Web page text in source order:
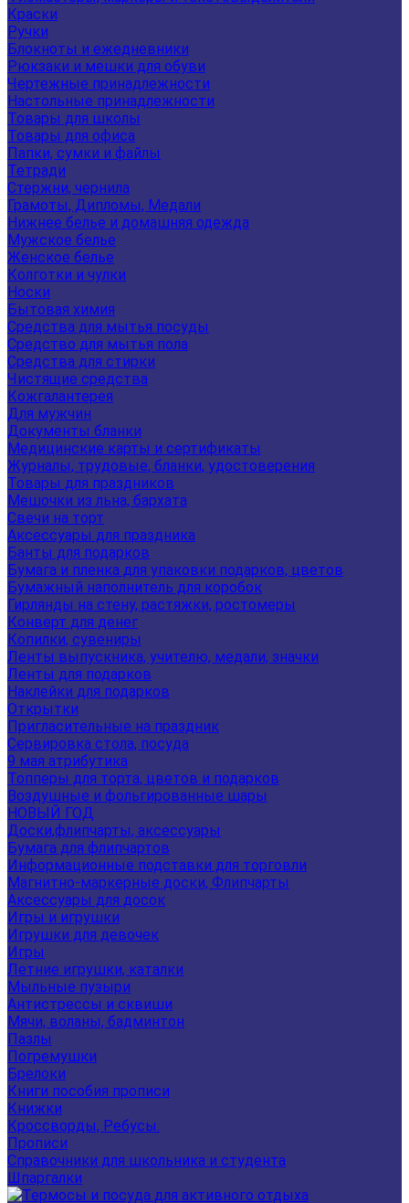
Краски
Ручки
Блокноты и ежедневники
Рюкзаки и мешки для обуви
Чертежные принадлежности
Настольные принадлежности
Товары для школы
Товары для офиса
Папки, сумки и файлы
Тетради
Стержни, чернила
Грамоты, Дипломы, Медали
Нижнее белье и домашняя одежда
Мужское белье
Женское белье
Колготки и чулки
Носки
Бытовая химия
Средства для мытья посуды
Средство для мытья пола
Средства для стирки
Чистящие средства
Кожгалантерея
Для мужчин
Документы бланки
Медицинские карты и сертификаты
Журналы, трудовые, бланки, удостоверения
Товары для праздников
Мешочки из льна, бархата
Свечи на торт
Аксессуары для праздника
Банты для подарков
Бумага и пленка для упаковки подарков, цветов
Бумажный наполнитель для коробок
Гирлянды на стену, растяжки, ростомеры
Конверт для денег
Копилки, сувениры
Ленты выпускника, учителю, медали, значки
Ленты для подарков
Наклейки для подарков
Открытки
Пригласительные на праздник
Сервировка стола, посуда
9 мая атрибутика
Топперы для торта, цветов и подарков
Воздушные и фольгированные шары
НОВЫЙ ГОД
Доски,флипчарты, аксессуары
Бумага для флипчартов
Информационные подставки для торговли
Магнитно-маркерные доски, Флипчарты
Аксессуары для досок
Игры и игрушки
Игрушки для девочек
Игры
Летние игрушки, каталки
Мыльные пузыри
Антистрессы и сквиши
Мячи, воланы, бадминтон
Пазлы
Погремушки
Брелоки
Книги пособия прописи
Книжки
Кроссворды, Ребусы.
Прописи
Справочники для школьника и студента
Шпаргалки